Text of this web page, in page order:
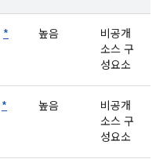
* 높음
비공개
소스 구
성요소
* 높음
비공개
소스 구
성요소